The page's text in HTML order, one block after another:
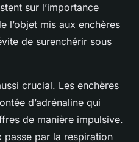
sur l’importance
l’objet mis aux enchères
de surenchérir sous
crucial. Les enchères
d’adrénaline qui
de manière impulsive.
passe par la respiration